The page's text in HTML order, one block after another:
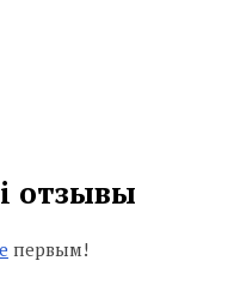
отзывы
первым!